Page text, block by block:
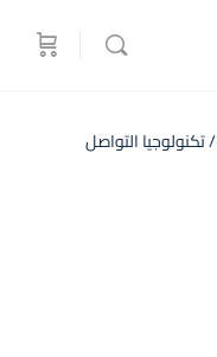
/ تكنولوجيا التواصل